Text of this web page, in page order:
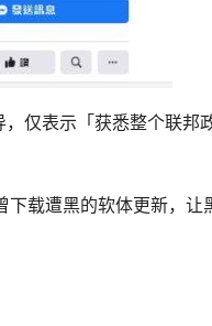
仅表示「获悉整个联邦
载遭黑的软体更新，让